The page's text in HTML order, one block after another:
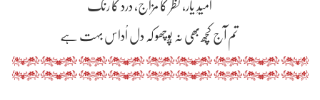
اُمیدِ یار، نظر کا مزاج، درد کا رنگ
تم آج کچھ بھی نہ پُوچھو کہ دل اُداس بہت ہے